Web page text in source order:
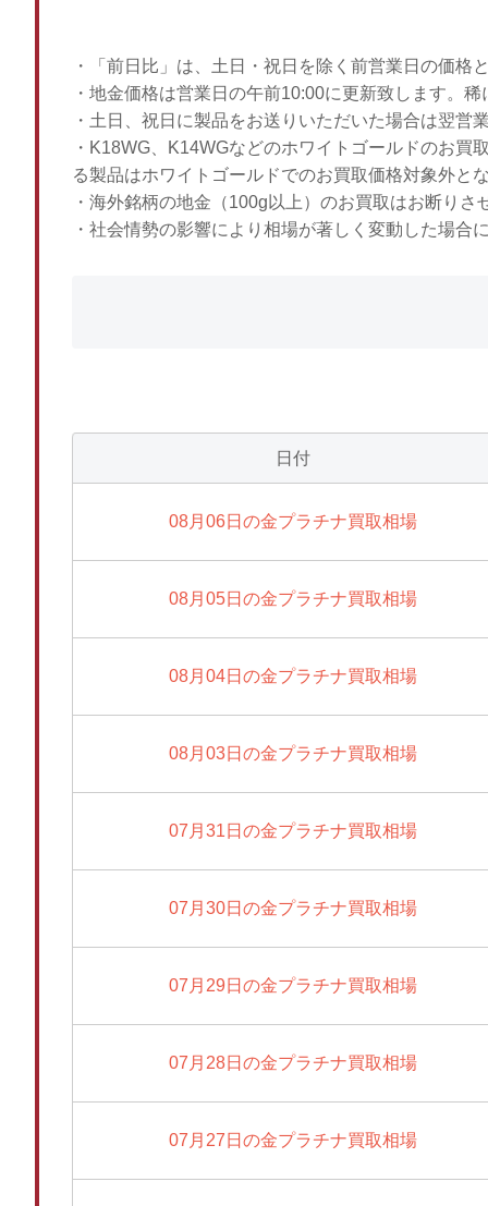
・「前日比」は、土日・祝日を除く前営業日の価格
・地金価格は営業日の午前10:00に更新致します。
・土日、祝日に製品をお送りいただいた場合は翌営
・K18WG、K14WGなどのホワイトゴールドのお
る製品はホワイトゴールドでのお買取価格対象外とな
・海外銘柄の地金（100g以上）のお買取はお断りさ
・社会情勢の影響により相場が著しく変動した場合
日付
08月06日の金プラチナ買取相場
08月05日の金プラチナ買取相場
08月04日の金プラチナ買取相場
08月03日の金プラチナ買取相場
07月31日の金プラチナ買取相場
07月30日の金プラチナ買取相場
07月29日の金プラチナ買取相場
07月28日の金プラチナ買取相場
07月27日の金プラチナ買取相場